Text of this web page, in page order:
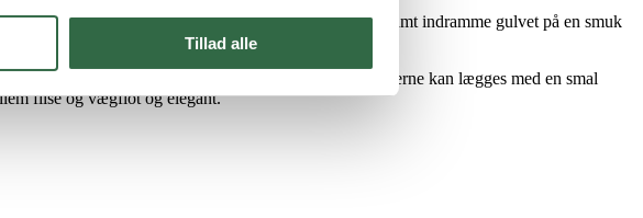
Tillad alle
til at skabe en blød overgang mellem gulv og væg, samt indramme gulvet på en smuk
betyder, at kanterne er skarpskårne, så de ligesom fliserne kan lægges med en smal
flise og vægflot og elegant.